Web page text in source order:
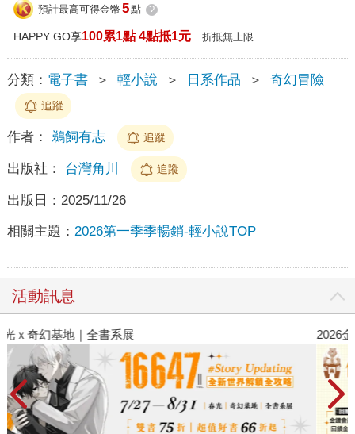
預計最高可得金幣 5點 ?
HAPPY GO享100累1點 4點抵1元 折抵無上限
分類： 電子書 ＞ 輕小說 ＞ 日系作品 ＞ 奇幻冒險
追蹤
作者： 鵜飼有志 追蹤
出版社： 台灣角川 追蹤
出版日： 2025/11/26
相關主題： 2026第一季季暢銷-輕小說TOP
活動訊息
2026金石堂暑假漫博〈你好，我吃一點〉第二波